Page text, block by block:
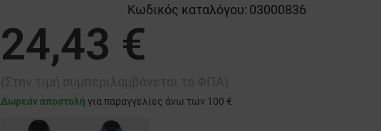
Κωδικός καταλόγου: 03000836
24,43 €
Δωρεάν αποστολή για παραγγελίες άνω των 100 €